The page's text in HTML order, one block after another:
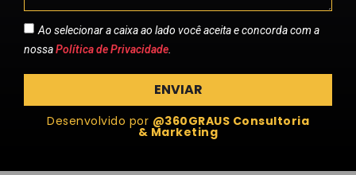
Ao selecionar a caixa ao lado você aceita e concorda com a
nossaPolítica de Privacidade
ENVIAR
Desenvolvido por @360GRAUS Consultoria
& Marketing